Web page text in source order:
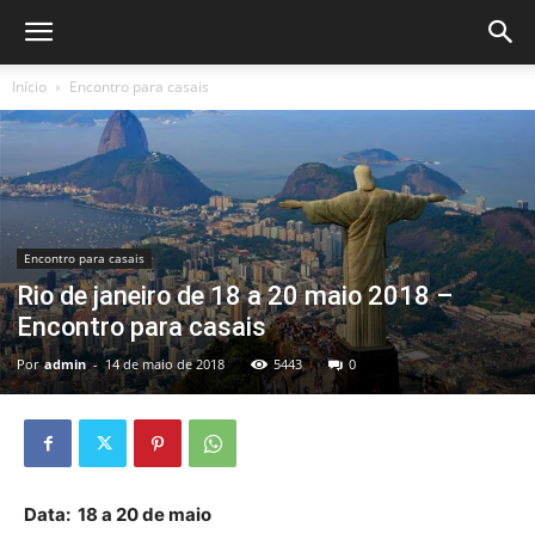
Início Encontro para casais
Encontro para casais
Rio de janeiro de 18 a 20 maio 2018 –
Encontro para casais
Por admin - 14 de maio de 2018 5443 0
Data: 18 a 20 demaio